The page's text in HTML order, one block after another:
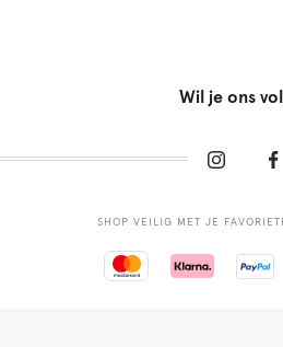
Wil je ons
SHOP VEILIG MET JE